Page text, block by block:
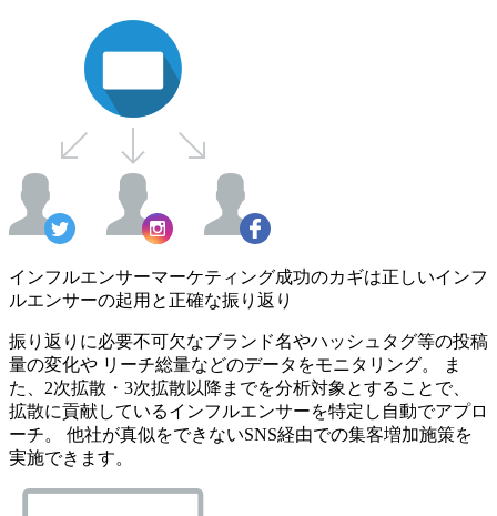
インフルエンサーマーケティング成功のカギは正しいインフ
ルエンサーの起用と正確な振り返り
振り返りに必要不可欠なブランド名やハッシュタグ等の投稿
量の変化や リーチ総量などのデータをモニタリング。 ま
た、2次拡散・3次拡散以降までを分析対象とすることで、
拡散に貢献しているインフルエンサーを特定し自動でアプロ
ーチ。 他社が真似をできないSNS経由での集客増加施策を
実施できます。